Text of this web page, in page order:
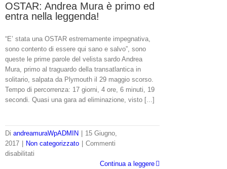
OSTAR: Andrea Mura è primo ed
entra nella leggenda!
“E’ stata una OSTAR estremamente impegnativa,
sono contento di essere qui sano e salvo”, sono
queste le prime parole del velista sardo Andrea
Mura, primo al traguardo della transatlantica in
solitario, salpata da Plymouth il 29 maggio scorso.
Tempo di percorrenza: 17 giorni, 4 ore, 6 minuti, 19
secondi. Quasi una gara ad eliminazione, visto [...]
Di andreamuraWpADMIN
15 Giugno,
2017
Non categorizzato
Commenti
disabilitati
Continua a leggere